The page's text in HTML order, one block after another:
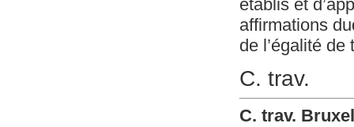
établis et
affirmations
de l’égalité
C. trav.
C. trav.